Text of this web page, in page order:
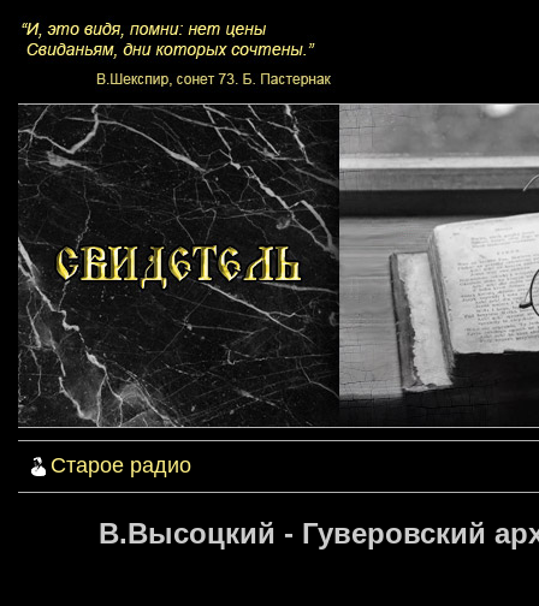
Старое радио
В.Высоцкий - Гуверовский